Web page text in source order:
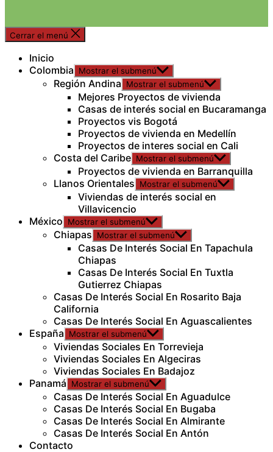
Cerrar el menú
Inicio
Colombia
Mostrar el submenú
Región Andina Mostrar el submenú
Mejores Proyectos de vivienda
Casas de interés social en Bucaramanga
Proyectos vis Bogotá
Proyectos de vivienda en Medellín
Proyectos de interes social en Cali
Costa del Caribe Mostrar el submenú
Proyectos de vivienda en Barranquilla
Llanos Orientales
Mostrar el submenú
Viviendas de interés social en
Villavicencio
México
Mostrar el submenú
Chiapas Mostrar el submenú
Casas De Interés Social En Tapachula
Chiapas
Casas De Interés Social En Tuxtla
Gutierrez Chiapas
Casas De Interés Social En Rosarito Baja
California
Casas De Interés Social En Aguascalientes
España
Mostrar el submenú
Viviendas Sociales En Torrevieja
Viviendas Sociales En Algeciras
Viviendas Sociales En Badajoz
Panamá
Mostrar el submenú
Casas De Interés Social En Aguadulce
Casas De Interés Social En Bugaba
Casas De Interés Social En Almirante
Casas De Interés Social En Antón
Contacto